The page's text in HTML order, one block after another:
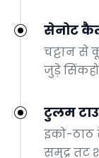
सेनोट
चट्टान
जुड़े
टुलम
इको-ठाठ
समुद्र तट